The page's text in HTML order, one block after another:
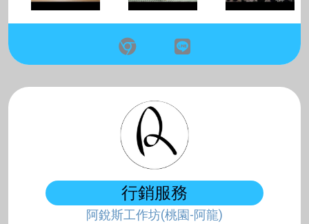
行銷服務
阿銳斯工作坊(桃園-阿龍)